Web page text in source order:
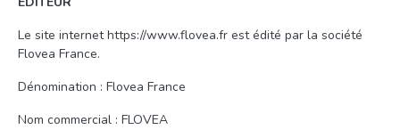
Le site internet https://www.flovea.fr est édité par la société
Flovea France.
Dénomination : Flovea France
Nom commercial : FLOVEA